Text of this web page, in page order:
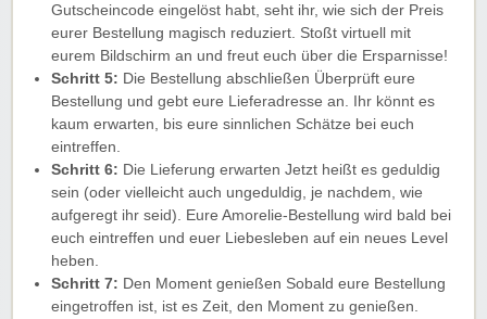
Gutscheincode eingelöst habt, seht ihr, wie sich der Preis
eurer Bestellung magisch reduziert. Stoßt virtuell mit
eurem Bildschirm an und freut euch über die Ersparnisse!
Schritt 5: Die Bestellung abschließen Überprüft eure
Bestellung und gebt eure Lieferadresse an. Ihr könnt es
kaum erwarten, bis eure sinnlichen Schätze bei euch
eintreffen.
Schritt 6: Die Lieferung erwarten Jetzt heißt es geduldig
sein (oder vielleicht auch ungeduldig, je nachdem, wie
aufgeregt ihr seid). Eure Amorelie-Bestellung wird bald bei
euch eintreffen und euer Liebesleben auf ein neues Level
heben.
Schritt 7: Den Moment genießen Sobald eure Bestellung
eingetroffen ist, ist es Zeit, den Moment zu genießen.